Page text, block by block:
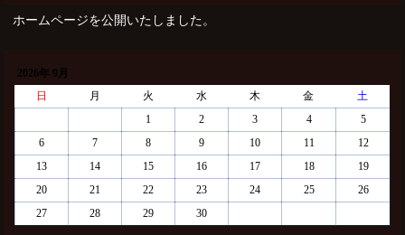
ホームページを公開いたしました。
2026年 9月
日
月 火 水 木 金
土
1
2 3 4
5
6
7 8 9 10 11
12
13
14 15 16 17 18
19
20
21 22 23 24 25
26
27
28 29 30